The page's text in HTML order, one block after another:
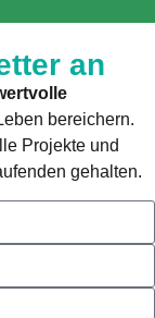
an
bereichern.
Projekte und
gehalten.